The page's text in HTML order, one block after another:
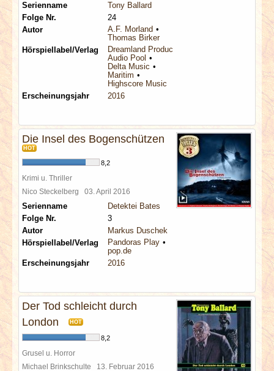
Serienname
Tony Ballard
Folge Nr.
24
Autor
A.F. Morland
Thomas Birker
Hörspiellabel/Verlag
Dreamland Productions
Audio Pool
Delta Music
Maritim
Highscore Music
Erscheinungsjahr
2016
Die Insel des Bogenschützen
HOT
8,2
Krimi u. Thriller
Nico Steckelberg 03. April 2016
Serienname
Detektei Bates
Folge Nr.
3
Autor
Markus Duschek
Hörspiellabel/Verlag
Pandoras Play
pop.de
Erscheinungsjahr
2016
Der Tod schleicht durch
London
HOT
8,2
Grusel u. Horror
Michael Brinkschulte 13. Februar 2016